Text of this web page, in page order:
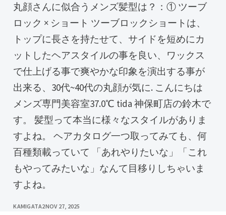
丸顔さんに似合うメンズ髪型は？：① ツーブ
ロック × ショート ツーブロックショートは、
トップに長さを持たせて、サイドを短めにカ
ットしたヘアスタイルの事を良い、ワックス
で仕上げる事で爽やかな印象を演出する事が
出来る、30代~40代の丸顔が気に. こんにちは
メンズ専門美容室37.0℃ tida 神保町店の鈴木で
す。 髪型って本当に様々なスタイルがありま
すよね。 ヘアカタログ一つ取ってみても、何
百種類載っていて 「あれやりたいな」「これ
もやってみたいな」なんて目移りしちゃいま
すよね。
KAMIGATA2NOV 27, 2025